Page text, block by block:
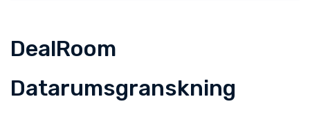
DealRoom
Datarumsgranskning